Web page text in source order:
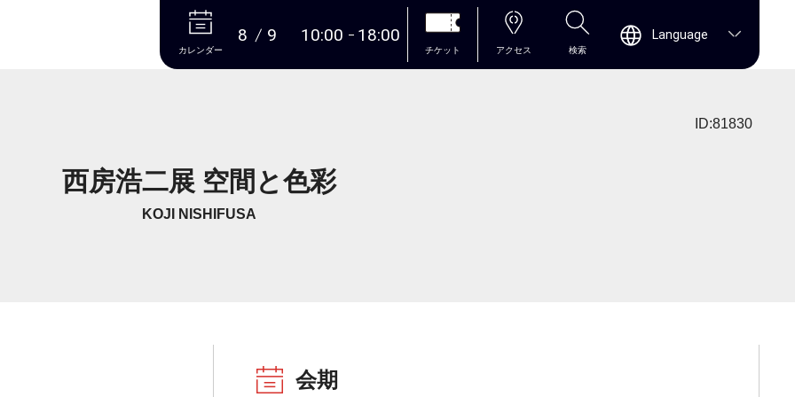
本文へ
カレンダー
8 9 10:00 18:00
チケット アクセス 検索
Language
ID:81830
西房浩二展 空間と色彩
KOJI NISHIFUSA
会期